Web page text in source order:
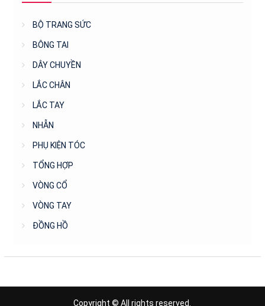
BỘ TRANG SỨC
BÔNG TAI
DÂY CHUYỀN
LẮC CHÂN
LẮC TAY
NHẪN
PHỤ KIỆN TÓC
TỔNG HỢP
VÒNG CỔ
VÒNG TAY
ĐỒNG HỒ
Copyright © All rights reserved.